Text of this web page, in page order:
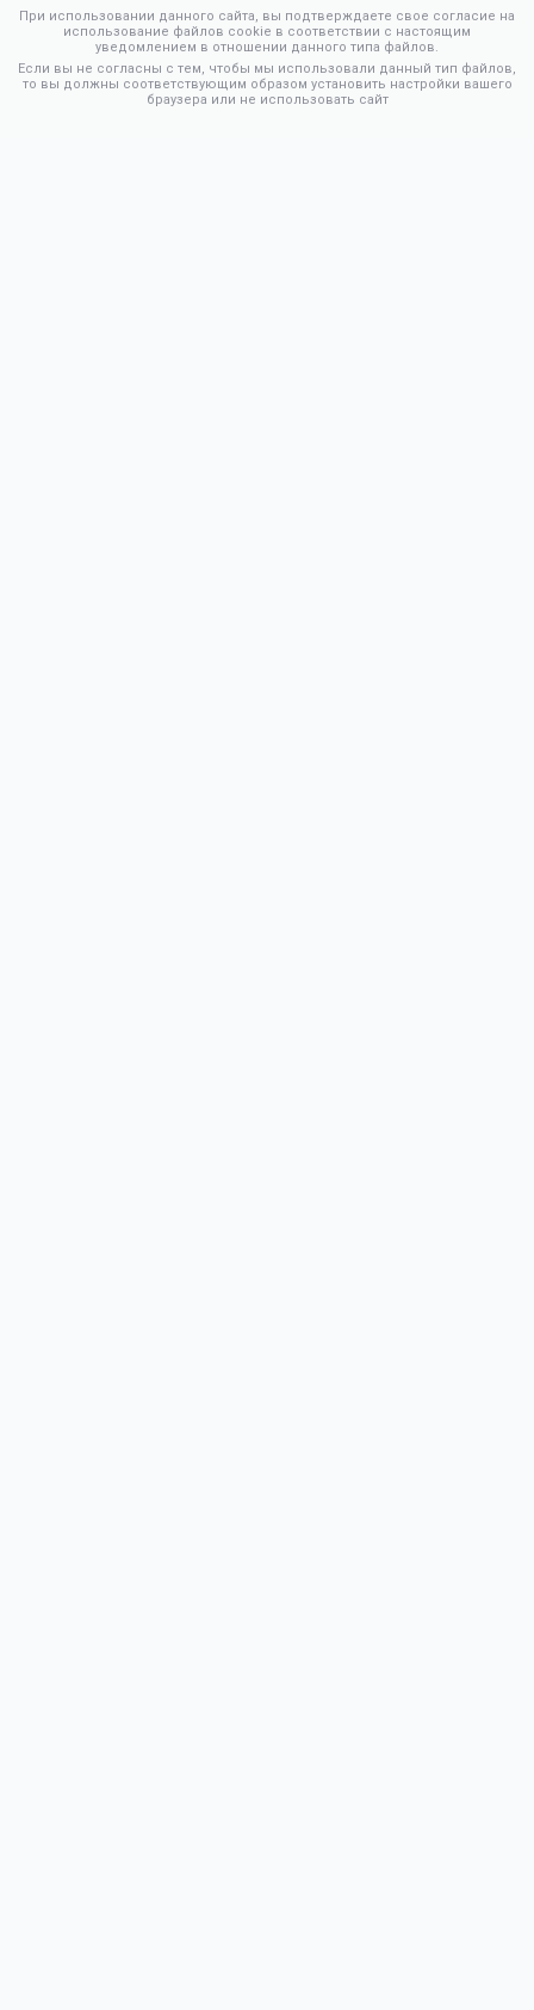
При использовании данного сайта, вы подтверждаете свое согласие на
использование файлов cookie в соответствии с настоящим
уведомлением в отношении данного типа файлов.
Если вы не согласны с тем, чтобы мы использовали данный тип файлов,
то вы должны соответствующим образом установить настройки вашего
браузера или не использовать сайт